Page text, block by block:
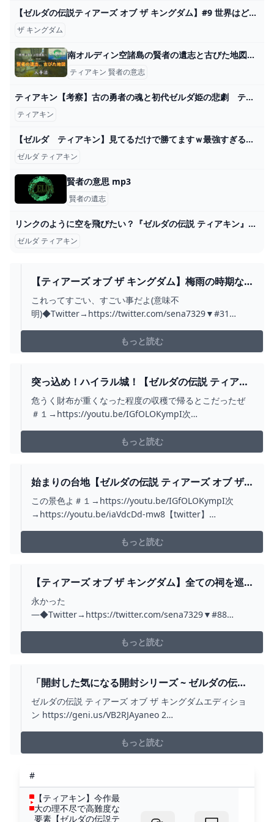
【ゼルダの伝説ティアーズ オブ ザ キングダム】#9 世界はどうなっている？旅を楽しもう！ティアキン完全初見プレイ【 #新人VTuber /夜野あと】 - YouTube
ザ キングダム
南オルディン空諸島の賢者の遺志と古びた地図の取り方【ティアキン】 とあるゲームブログの軌跡
ティアキン 賢者の意志
ティアキン【考察】古の勇者の魂と初代ゼルダ姫の悲劇 ティアーズオブザキングダム - YouTube
ティアキン
【ゼルダ ティアキン】見てるだけで勝てますｗ最強すぎるゾナウギア兵器がまじでやばいｗｗｗ【ゼルダの伝説ティアーズオブザキングダム】 - YouTube
ゼルダ ティアキン
賢者の意思 mp3
賢者の遺志
リンクのように空を飛びたい？『ゼルダの伝説 ティアキン』ゾナウギア・翼の「ラグマット」が原作再現すぎる Game*Spark - 国内・海外ゲーム情報サイト
ゼルダ ティアキン
【ティアーズ オブ ザ キングダム】梅雨の時期な
ら書物壊滅！ゼルダの隠し部屋！！ #32 -
YOUTUBE
これってすごい、すごい事だよ(意味不
明)◆Twitter→https://twitter.com/sena7329▼#31
→https://youtu.be/cfy1eSfM_Zs00:00 マヨイの落とし物
を扱う人01:06 エピソードチャレ...
もっと読む
突っ込め！ハイラル城！【ゼルダの伝説 ティアー
ズ オブ ザ キングダム】＃９ - YOUTUBE
危うく財布が重くなった程度の収穫で帰るとこだったぜ
＃１→https://youtu.be/IGfOLOKympI次
http://twitter.com/ushizawa【ゼルダの伝説ティアキン
再生リスト】https://www.yout...
もっと読む
始まりの台地【ゼルダの伝説 ティアーズ オブ ザ
キングダム】＃４１ - YOUTUBE
この景色よ＃１→https://youtu.be/IGfOLOKympI次
→https://youtu.be/iaVdcDd-mw8【twitter】
再生リスト】https://www.youtube.com/playlist?lis...
もっと読む
【ティアーズ オブ ザ キングダム】全ての祠を巡
りしもの #89 - YOUTUBE
永かった
―◆Twitter→https://twitter.com/sena7329▼#88
→https://youtu.be/nvYTRDnrJA800:00 現況報告01:07
エピソードチャレンジ 始まりの空島の伝承06:01 ウト
もっと読む
「開封した気になる開封シリーズ ~ ゼルダの伝説
ティアーズ オブ ザ キングダムエディション」第
2014話 - YOUTUBE
ゼルダの伝説 ティアーズ オブ ザ キングダムエディショ
ン https://geni.us/VB2RJAyaneo 2
https://geni.us/7cvFJBORode Wireless Me
https://geni.us/GThB散財小説は...
もっと読む
#
【ティアキン】今作最
大の理不尽で高難度な
要素【ゼルダの伝説テ